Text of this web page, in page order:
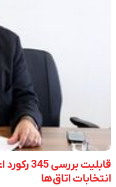
انتخابات اتاق‌ها